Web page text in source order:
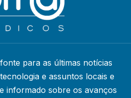
para as últimas notícias
e assuntos locais e
informado sobre os avanços